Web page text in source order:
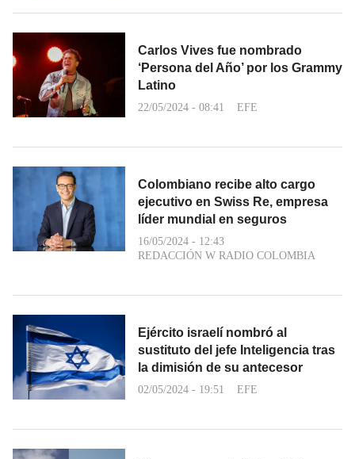
Carlos Vives fue nombrado
‘Persona del Año’ por los Grammy
Latino
22/05/2024 - 08:41 EFE
Colombiano recibe alto cargo
ejecutivo en Swiss Re, empresa
líder mundial en seguros
16/05/2024 - 12:43
REDACCIÓN W RADIO COLOMBIA
Ejército israelí nombró al
sustituto del jefe Inteligencia tras
la dimisión de su antecesor
02/05/2024 - 19:51 EFE